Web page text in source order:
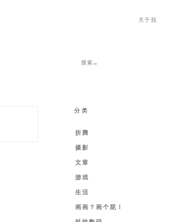
关于我
分类
折腾
摄影
文章
游戏
生活
画画？画个屁！